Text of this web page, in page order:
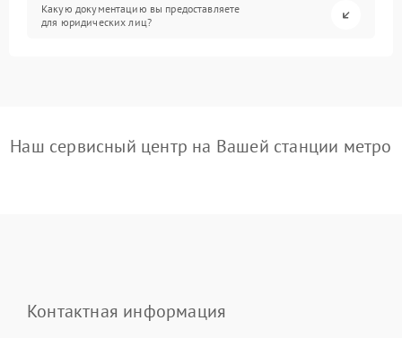
Какую документацию вы предоставляете
для юридических лиц?
Наш сервисный центр на Вашей станции метро
Контактная информация